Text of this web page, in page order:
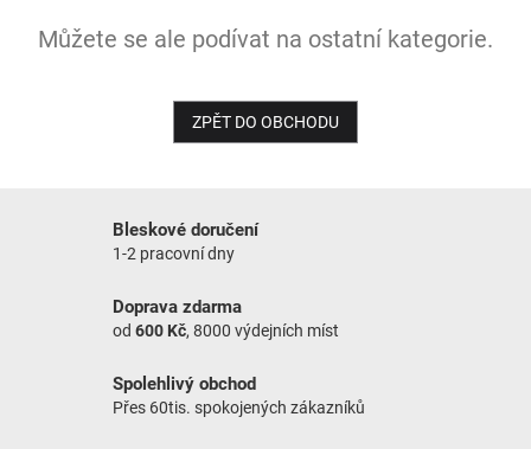
NOVINKY
Můžete se ale podívat na ostatní kategorie.
ZPĚT DO OBCHODU
Bleskové doručení
1-2 pracovní dny
Doprava zdarma
od 600 Kč, 8000 výdejních míst
Spolehlivý obchod
Přes 60tis. spokojených zákazníků